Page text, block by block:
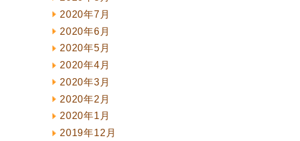
2020年7月
2020年6月
2020年5月
2020年4月
2020年3月
2020年2月
2020年1月
2019年12月